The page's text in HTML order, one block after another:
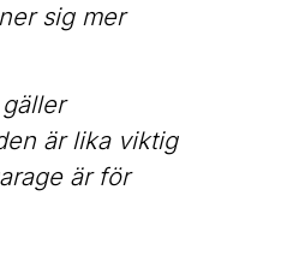
sig mer
är lika viktig
är för